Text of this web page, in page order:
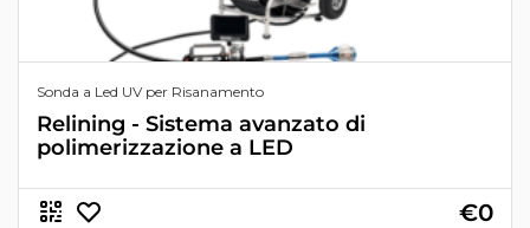
Sonda a Led UV per Risanamento
Relining - Sistema avanzato di
polimerizzazione a LED
€0